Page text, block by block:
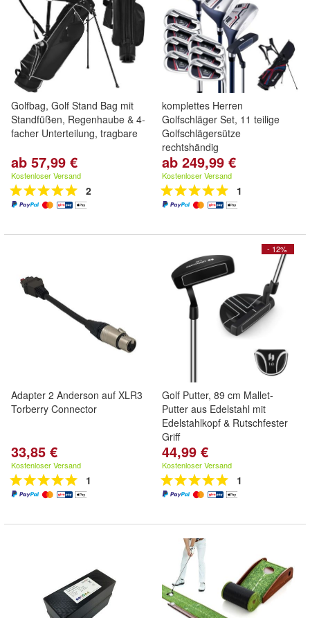
Golfbag, Golf Stand Bag mit
Standfüßen, Regenhaube & 4-
facher Unterteilung, tragbare
ab 57,99 €
Kostenloser Versand
2
komplettes Herren
Golfschläger Set, 11 teilige
Golfschlägersütze
rechtshändig
ab 249,99 €
Kostenloser Versand
1
Adapter 2 Anderson auf XLR3
Torberry Connector
33,85 €
Kostenloser Versand
1
- 12%
Golf Putter, 89 cm Mallet-
Putter aus Edelstahl mit
Edelstahlkopf & Rutschfester
Griff
44,99 €
Kostenloser Versand
1